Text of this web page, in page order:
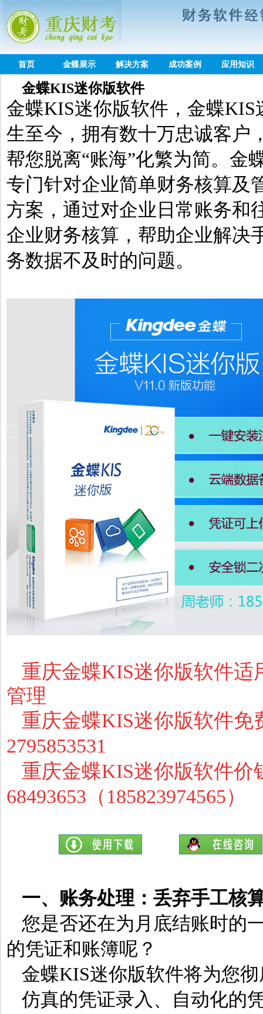
首页 金蝶展示 解决方案 成功案例 应用知识
金蝶KIS迷你版软件
金蝶KIS迷你版软件，金蝶KIS
生至今，拥有数十万忠诚客户
帮您脱离“账海”化繁为简。金
专门针对企业简单财务核算及
方案，通过对企业日常账务和
企业财务核算，帮助企业解决
务数据不及时的问题。
重庆金蝶KIS迷你版软件适
管理
重庆金蝶KIS迷你版软件免
2795853531
重庆金蝶KIS迷你版软件价
68493653（185823974565）
一、账务处理：丢弃手工核
您是否还在为月底结账时的
的凭证和账簿呢？
金蝶KIS迷你版软件将为您
仿真的凭证录入、自动化的